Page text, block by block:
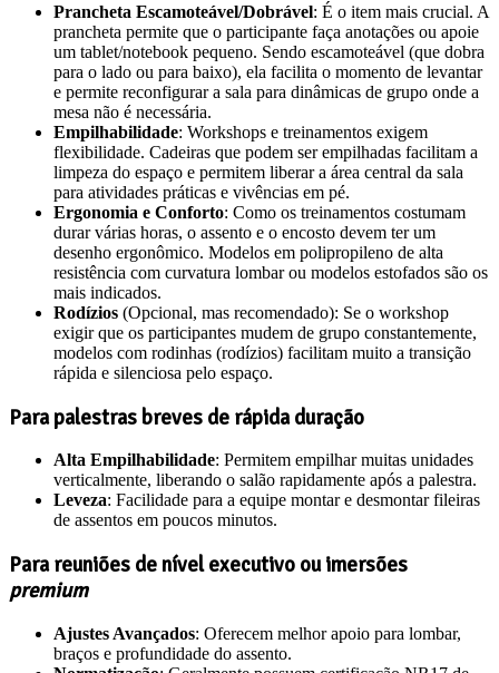
Prancheta Escamoteável/Dobrável: É o item mais crucial. A
prancheta permite que o participante faça anotações ou apoie
um tablet/notebook pequeno. Sendo escamoteável (que dobra
para o lado ou para baixo), ela facilita o momento de levantar
e permite reconfigurar a sala para dinâmicas de grupo onde a
mesa não é necessária.
Empilhabilidade: Workshops e treinamentos exigem
flexibilidade. Cadeiras que podem ser empilhadas facilitam a
limpeza do espaço e permitem liberar a área central da sala
para atividades práticas e vivências em pé.
Ergonomia e Conforto: Como os treinamentos costumam
durar várias horas, o assento e o encosto devem ter um
desenho ergonômico. Modelos em polipropileno de alta
resistência com curvatura lombar ou modelos estofados são os
mais indicados.
Rodízios (Opcional, mas recomendado): Se o workshop
exigir que os participantes mudem de grupo constantemente,
modelos com rodinhas (rodízios) facilitam muito a transição
rápida e silenciosa pelo espaço.
Para palestras breves de rápida duração
Alta Empilhabilidade: Permitem empilhar muitas unidades
verticalmente, liberando o salão rapidamente após a palestra.
Leveza: Facilidade para a equipe montar e desmontar fileiras
de assentos em poucos minutos.
Para reuniões de nível executivo ou imersões
premium
Ajustes Avançados: Oferecem melhor apoio para lombar,
braços e profundidade do assento.